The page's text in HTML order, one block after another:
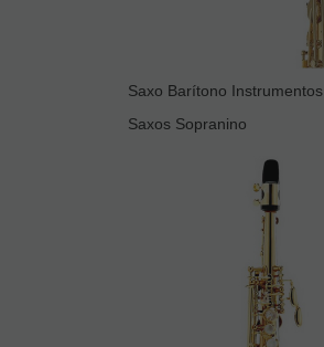
Saxo Barítono Instrumentos
Saxos Sopranino